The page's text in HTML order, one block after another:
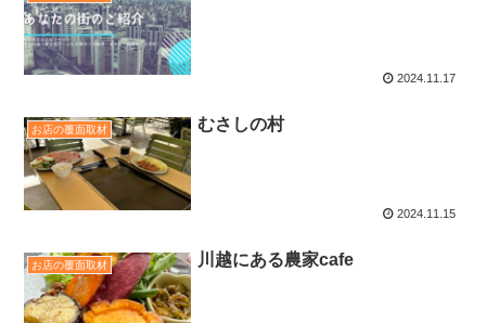
2024.11.17
お店の覆面取材 むさしの村
2024.11.15
お店の覆面取材 川越にある農家cafe